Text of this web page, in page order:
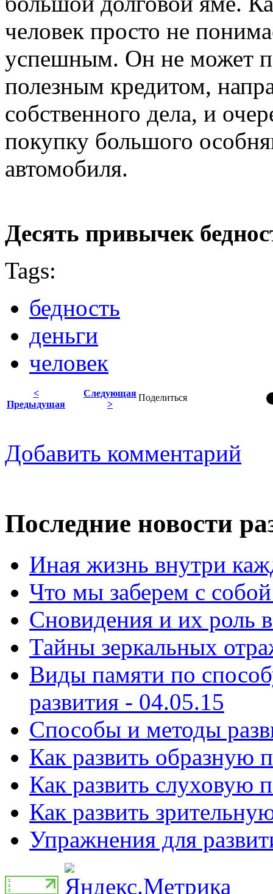
человек просто не
успешным. Он не может
полезным кредитом,
собственного дела, и
покупку большого
автомобиля.
Десять привычек
Tags:
бедность
деньги
человек
Поделиться
<
Предыдущая
Следующая
>
Добавить комментарий
Последние новости
Иная жизнь внутри
Что мы заберем с
Сновидения и их роль
Тайны зеркальных
Виды памяти по
развития - 04.05.15
Способы и ᴍетоды
Как развить образную
Как развить слуховую
Как развить
Упражнения для